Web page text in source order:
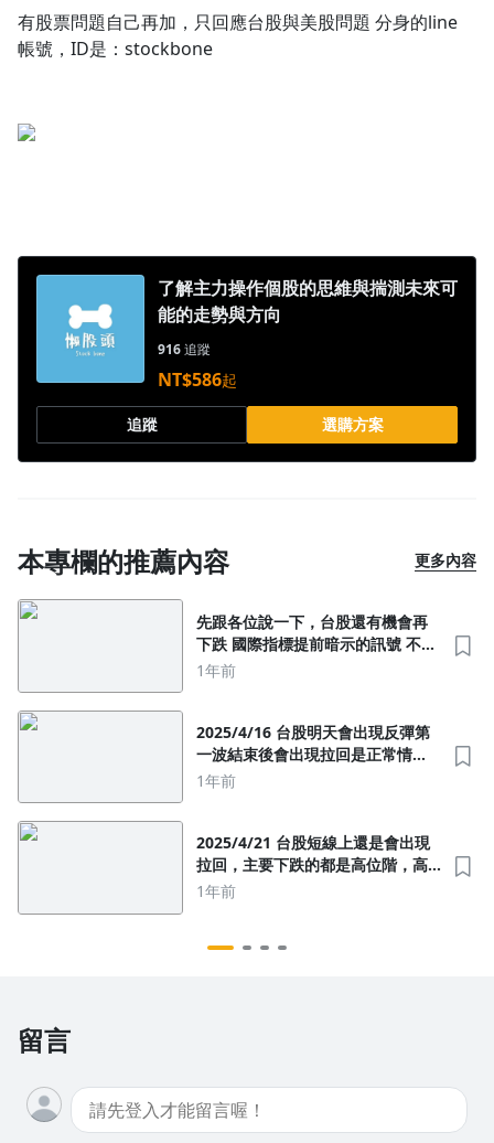
有股票問題自己再加，只回應台股與美股問題 分身的line
帳號，ID是：stockbone
了解主力操作個股的思維與揣測未來可
能的走勢與方向
916追蹤
NT$586起
追蹤 選購方案
本專欄的推薦內容 更多內容
先跟各位說一下，台股還有機會再
下跌 國際指標提前暗示的訊號 不代
表台股會再跌破前低啦 那我再補充
把融資洗一次，只是不知道會洗掉
多
1年前
2025/4/16 台股明天會出現反彈第
一波結束後會出現拉回是正常情
況，拉回結束後會台股會繼續反彈
1年前
2025/4/21 台股短線上還是會出現
拉回，主要下跌的都是高位階，高
本益比，高價股居多，美國對中國
回各國的就業權益
1年前
留言